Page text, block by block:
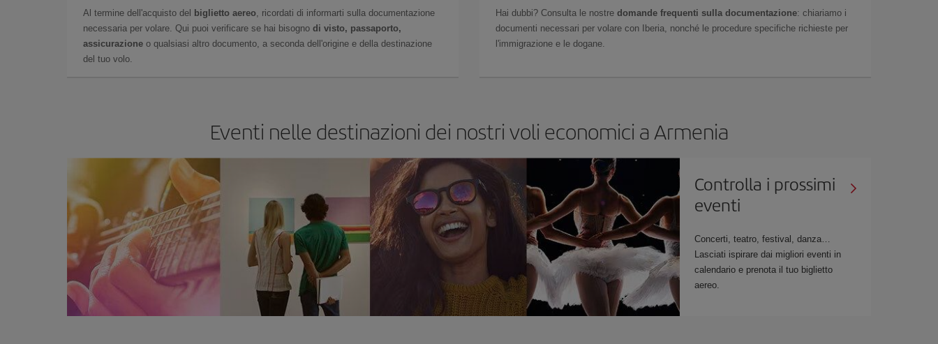
Al termine dell'acquisto del biglietto aereo, ricordati di informarti sulla documentazione
necessaria per volare. Qui puoi verificare se hai bisogno di visto, passaporto,
assicurazione o qualsiasi altro documento, a seconda dell'origine e della destinazione
del tuo volo.
Hai dubbi? Consulta le nostre domande frequenti sulla documentazione: chiariamo i
documenti necessari per volare con Iberia, nonché le procedure specifiche richieste per
l'immigrazione e le dogane.
Eventi nelle destinazioni dei nostri voli economici a Armenia
Controlla i prossimi
eventi
Concerti, teatro, festival, danza…
Lasciati ispirare dai migliori eventi in
calendario e prenota il tuo biglietto
aereo.